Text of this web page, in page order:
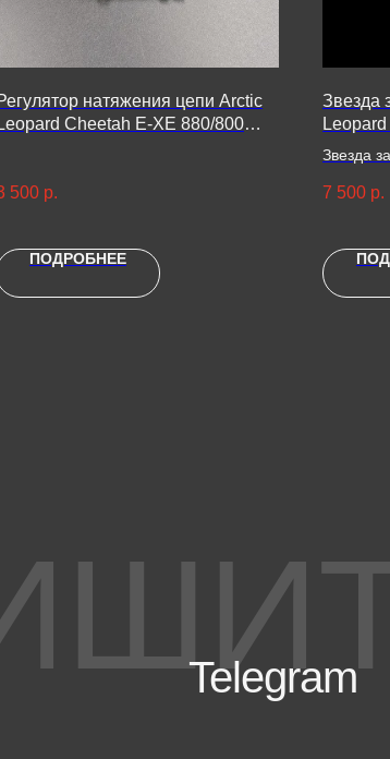
натяжения цепи Arctic
Leopard Cheetah E-XE 880/800
500 р.
ПОДРОБНЕЕ
Звезда
Звезда
Arctic
Arctic
/ 700
7 500 р.
Telegram